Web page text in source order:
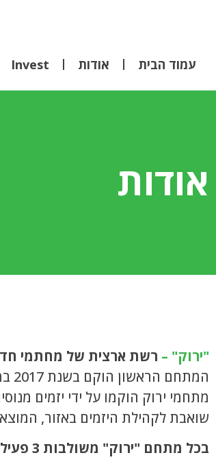
עמוד הבית אודות Invest
אודות
"ירוק" – רשת ארצית של מחתמי
המתחם הראשון הוקם בשנת 2017 במכללת רופין בעמק חפר, והמתחם השני מוקם בימים אלה בעמק יזרעאל.
מתחמי ירוק הוקמו על ידי יזמים
שואבת לקהילת היזמים באזור,
בכל מתחם "ירוק" משולבות 3 פעילויות עיקריות: